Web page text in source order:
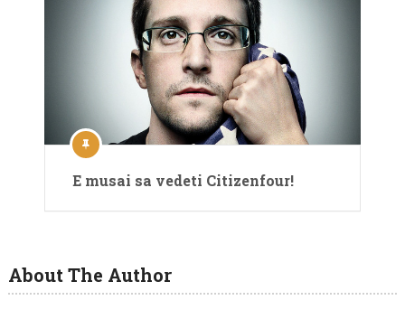
E musai sa vedeti Citizenfour!
About The Author